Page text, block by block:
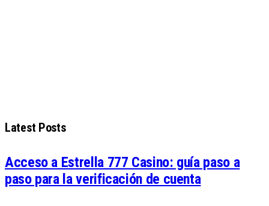
Latest Posts
Acceso a Estrella 777 Casino: guía paso a
paso para la verificación de cuenta